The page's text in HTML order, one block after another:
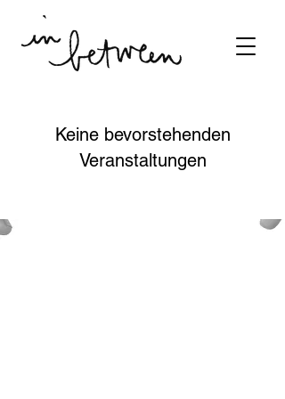
Keine bevorstehenden
Veranstaltungen